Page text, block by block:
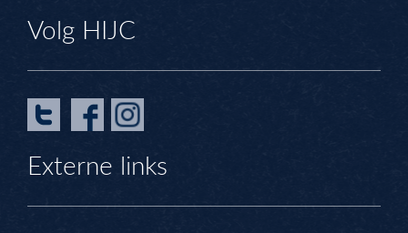
Volg HIJC
Externe links